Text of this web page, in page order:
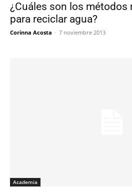
¿Cuáles son los métodos
para reciclar agua?
Corinna Acosta - 7 noviembre 2013
Academia